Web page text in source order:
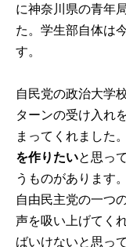
に神奈川県の青年
た。学生部自体は
す。
自民党の政治大学
ターンの受け入れ
まってくれました
を作りたいと思っ
うものがあります
自由民主党の一つ
声を吸い上げてく
ばいけないと思っ